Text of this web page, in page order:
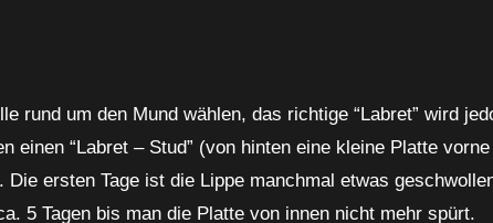
rund um den Mund wählen, das richtige “Labret” wird
einen “Labret – Stud” (von hinten eine kleine Platte
ersten Tage ist die Lippe manchmal etwas
5 Tagen bis man die Platte von innen nicht mehr spürt.